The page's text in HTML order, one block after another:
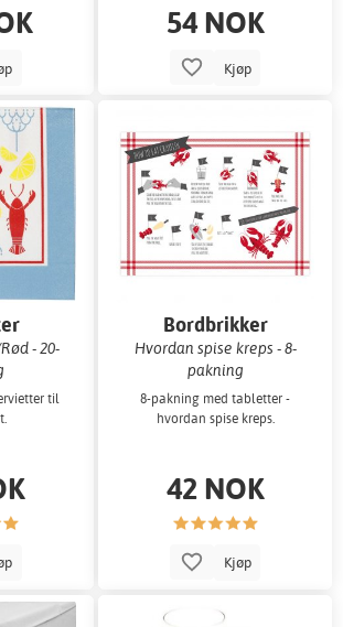
54 NOK
Kjøp
- 20-
til
Bordbrikker
Hvordan spise kreps - 8-
pakning
8-pakning med tabletter -
hvordan spise kreps.
42 NOK
Kjøp